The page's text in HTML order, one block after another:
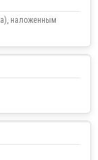
наложенным